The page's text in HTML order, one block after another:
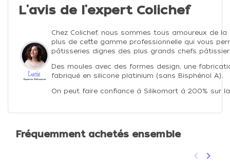
L'avis de l'expert Colichef
Chez Colichef, nous sommes tous amoureux de
plus de cette gamme professionnelle qui vous
pâtisseries dignes des plus grands chefs
Des moules avec des formes design, une
fabriqué en silicone platinium (sans Bisphénol A).
On peut faire confiance à Silikomart à 200% sur
Fréquemment achetés ensemble
Précédent
keyboard_arrow_left keyboard_arrow_right